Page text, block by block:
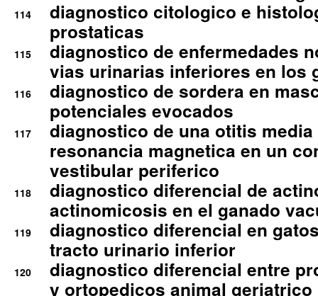
114
diagnostico citologico e
prostaticas
115
diagnostico de enfermedades
vias urinarias inferiores en los
116
diagnostico de sordera en
potenciales evocados
117
diagnostico de una otitis
resonancia magnetica en un
vestibular periferico
118
diagnostico diferencial de
actinomicosis en el ganado
119
diagnostico diferencial en
tracto urinario inferior
120
diagnostico diferencial entre
y ortopedicos animal geriatrico